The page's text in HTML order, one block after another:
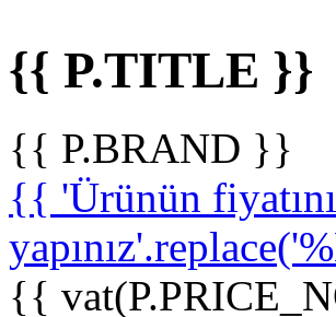
{{ P.TITLE }}
{{ P.BRAND }}
{{ 'Ürünün
{{